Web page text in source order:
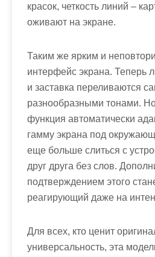
красок, четкость линий –
оживают на экране.
Таким же ярким и
интерфейс экрана. Теперь
и заставка переливаются
разнообразными тонами.
функция автоматически
гамму экрана под
еще больше слиться с
друг друга без слов.
подтверждением этого
реагирующий даже на
Для всех, кто ценит
универсальность, эта